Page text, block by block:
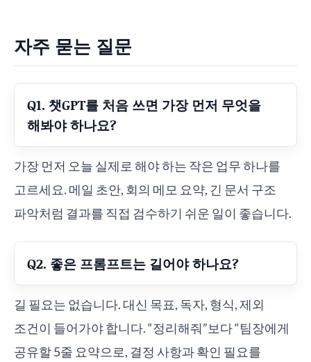
자주 묻는 질문
Q1. 챗GPT를 처음 쓰면 가장 먼저 무엇을
해봐야 하나요?
가장 먼저 오늘 실제로 해야 하는 작은 업무 하나를
고르세요. 메일 초안, 회의 메모 요약, 긴 문서 구조
파악처럼 결과를 직접 검수하기 쉬운 일이 좋습니다.
Q2. 좋은 프롬프트는 길어야 하나요?
길 필요는 없습니다. 대신 목표, 독자, 형식, 제외
조건이 들어가야 합니다. “정리해줘”보다 “팀장에게
공유할 5줄 요약으로, 결정 사항과 확인 필요를